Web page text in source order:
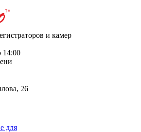
и камер
14:00
26
для